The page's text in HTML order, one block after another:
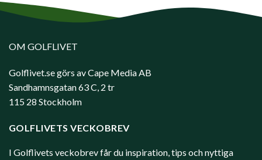
OM GOLFLIVET
Golflivet.se görs av Cape Media AB
Sandhamnsgatan 63 C, 2 tr
115 28 Stockholm
GOLFLIVETS VECKOBREV
I Golflivets veckobrev får du inspiration, tips och nyttiga